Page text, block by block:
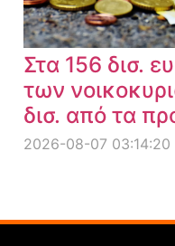
Στα 156 δισ.
των
δισ. από τα
2026-08-07 03:14:20